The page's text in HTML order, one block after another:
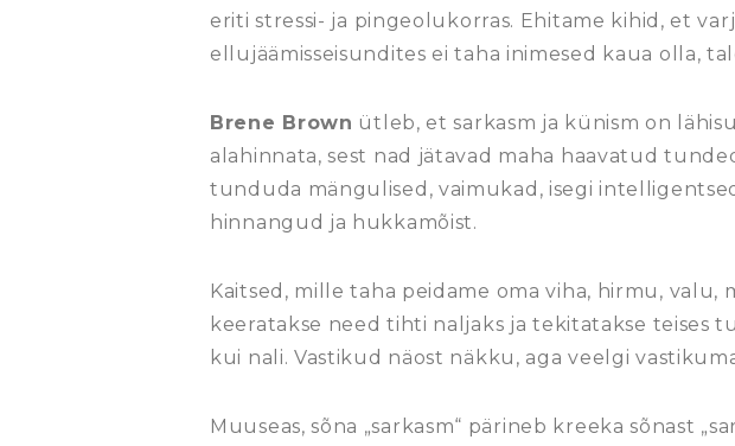
eriti stressi- ja pingeolukorras. Ehitame kihid, et
ellujäämisseisundites ei taha inimesed kaua olla,
Brene Brown ütleb, et sarkasm ja künism on
alahinnata, sest nad jätavad maha haavatud
tunduda mängulised, vaimukad, isegi
hinnangud ja hukkamõist.
Kaitsed, mille taha peidame oma viha, hirmu,
keeratakse need tihti naljaks ja tekitatakse teises
kui nali. Vastikud näost näkku, aga veelgi
Muuseas, sõna „sarkasm“ pärineb kreeka sõnast